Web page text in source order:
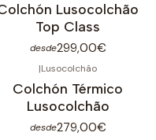
Lusocolchão
Top Class
desde299,00€
|Lusocolchão
Colchón Térmico
Lusocolchão
desde279,00€